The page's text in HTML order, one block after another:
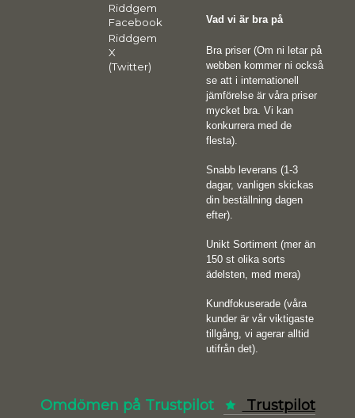
Riddgem
Facebook
Riddgem
X
(Twitter)
Vad vi är bra på
Bra priser (Om ni letar på
webben kommer ni också
se att i internationell
jämförelse är våra priser
mycket bra. Vi kan
konkurrera med de
flesta).
Snabb leverans (1-3
dagar, vanligen skickas
din beställning dagen
efter).
Unikt Sortiment (mer än
150 st olika sorts
ädelsten, med mera)
Kundfokuserade (våra
kunder är vår viktigaste
tillgång, vi agerar alltid
utifrån det).
Omdömen på Trustpilot Trustpilot